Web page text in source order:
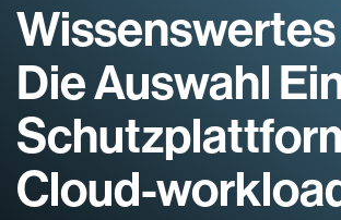
Die Auswahl
Cloud-